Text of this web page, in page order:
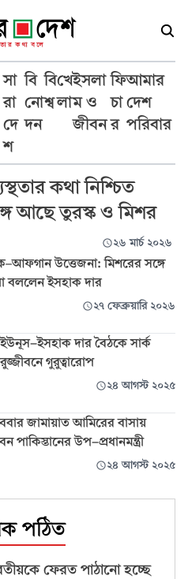
সা
রা
দে
শ
বি
নো
দন
বি
শ্ব
খে
লা
ইসলা
ম ও
জীবন
ফি
চা
র
আমার
দেশ
পরিবার
কথা নিশ্চিত
আছে তুরস্ক ও মিশর
২৬ মার্চ ২০২৬
উত্তেজনা: মিশরের সঙ্গে
বললেন ইসহাক দার
২৭ ফেব্রুয়ারি ২০২৬
ইসহাক দার বৈঠকে সার্ক
গুরুত্বারোপ
২৪ আগস্ট ২০২৫
জামায়াত আমিরের বাসায়
পাকিস্তানের উপ-প্রধানমন্ত্রী
২৪ আগস্ট ২০২৫
পঠিত
ফেরত পাঠানো হচ্ছে